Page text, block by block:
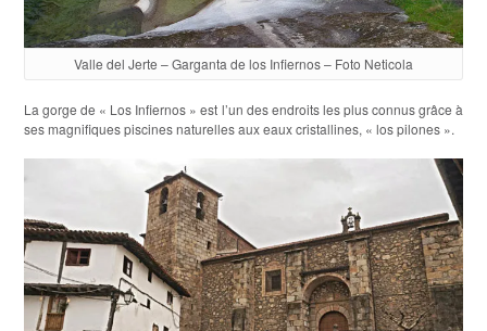
Valle del Jerte – Garganta de los Infiernos – Foto Neticola
La gorge de « Los Infiernos » est l’un des endroits les plus connus grâce à
ses magnifiques piscines naturelles aux eaux cristallines, « los pilones ».